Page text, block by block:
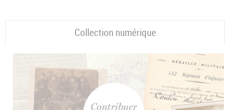
Collection numérique